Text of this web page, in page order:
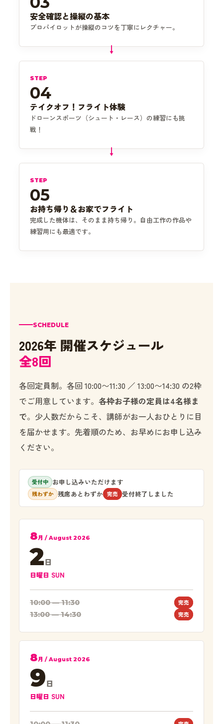
安全確認と操縦の基本
プロパイロットが操縦のコツを丁寧にレクチャー。
STEP
04
テイクオフ！フライト体験
ドローンスポーツ（シュート・レース）の練習にも挑
戦！
STEP
05
お持ち帰り＆お家でフライト
完成した機体は、そのまま持ち帰り。自由工作の作品や
練習用にも最適です。
SCHEDULE
2026年 開催スケジュール
全8回
各回定員制。各回 10:00〜11:30 ／ 13:00〜14:30 の2枠
でご用意しています。 各枠お子様の定員は4名様ま
で。少人数だからこそ、講師がお一人おひとりに目
を届かせます。先着順のため、お早めにお申し込み
ください。
受付中 お申し込みいただけます
残わずか 残席あとわずか 完売 受付終了しました
8月 / August 2026
2日
日曜日 SUN
10:00 — 11:30 完売
13:00 — 14:30 完売
8月 / August 2026
9日
日曜日 SUN